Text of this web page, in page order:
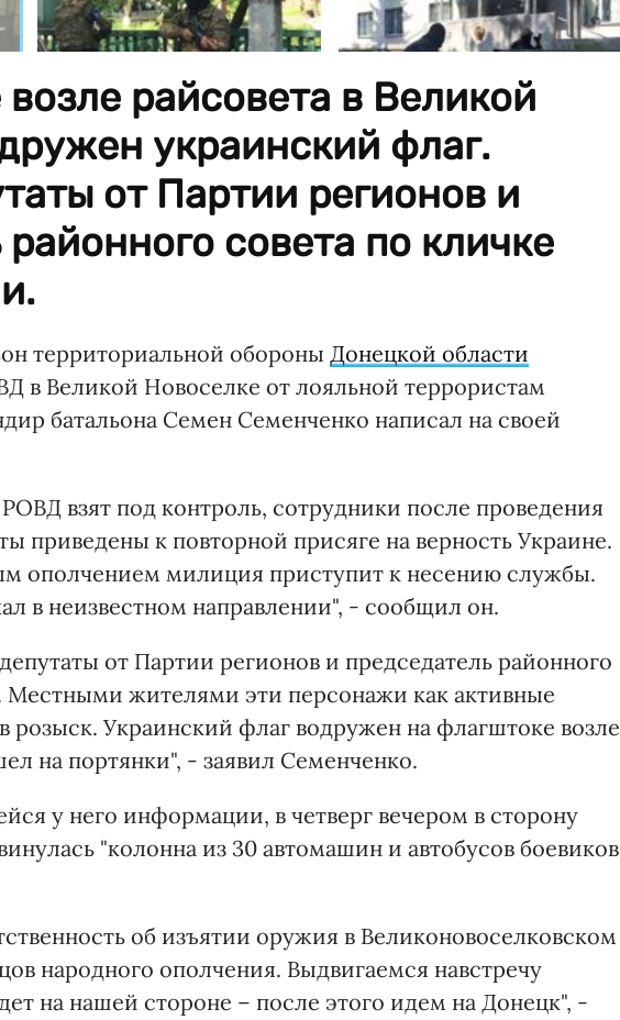
райсовета в Великой
украинский флаг.
от Партии регионов и
совета по кличке
территориальной обороны Донецкой области
в Великой Новоселке от лояльной террористам
батальона Семен Семенченко написал на своей
взят под контроль, сотрудники после проведения
приведены к повторной присяге на верность Украине.
ополчением милиция приступит к несению службы.
в неизвестном направлении", - сообщил он.
от Партии регионов и председатель районного
Местными жителями эти персонажи как активные
розыск. Украинский флаг водружен на флагштоке возле
на портянки", - заявил Семенченко.
у него информации, в четверг вечером в сторону
"колонна из 30 автомашин и автобусов боевиков
об изъятии оружия в Великоновоселковском
народного ополчения. Выдвигаемся навстречу
на нашей стороне – после этого идем на Донецк", -